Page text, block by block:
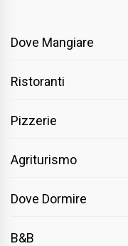
Dove Mangiare
Ristoranti
Pizzerie
Agriturismo
Dove Dormire
B&B